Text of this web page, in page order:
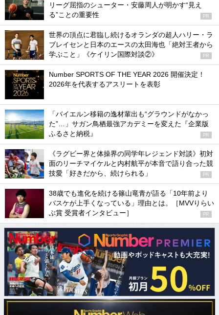
リーグ屈指のシューター・安藤周人が明かす“見え
る”ことの重要性
PR
世界の頂点に君臨し続けるオランダの超人ハリー・ラ
ブレイセンと日本のエースの太田海也「絶対王者から
学ぶこと」《ケイリン国際対談②》
PR
Number SPORTS OF THE YEAR 2026 開催決定！
2026年を代表するアスリートを表彰
「バイエルン移籍の逸材輩出も“グラウンドがなかっ
た”…」サガン鳥栖最強アカデミーを変えた『企業版
ふるさと納税』
PR
《ラグビー界と体操界の同学年レジェンド対談》初対
面のリーチマイケルと内村航平が本音で語り合った競
技愛「好きだから、続けられる」
PR
38歳でも進化を続ける篠山竜青が語る「10年前より
バスケが上手くなっている」理由とは。［MVVりらい
ぶ賞 受賞者インタビュー］
PR